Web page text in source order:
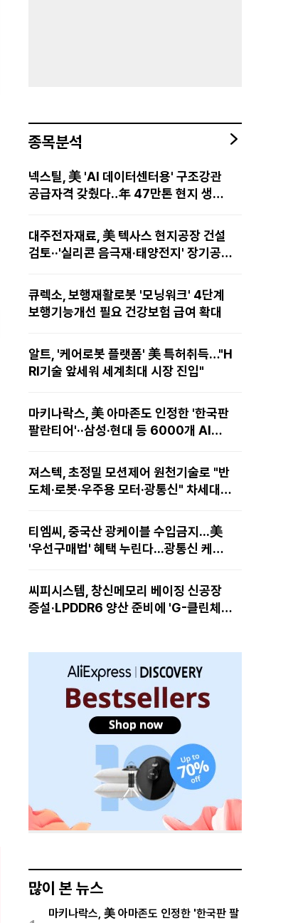
종목분석
넥스틸, 美 'AI 데이터센터용' 구조강관
공급자격 갖췄다‥年 47만톤 현지 생산
대주전자재료, 美 텍사스 현지공장 건설
검토··'실리콘 음극재·태양전지' 장기공급
큐렉소, 보행재활로봇 '모닝워크' 4단계
보행기능개선 필요 건강보험 급여 확대
알트, '케어로봇 플랫폼' 美 특허취득…"H
RI기술 앞세워 세계최대 시장 진입"
마키나락스, 美 아마존도 인정한 '한국판
팔란티어'··삼성·현대 등 6000개 AI모
져스텍, 초정밀 모션제어 원천기술로 "반
도체·로봇·우주용 모터·광통신" 차세대
티엠씨, 중국산 광케이블 수입금지...美
'우선구매법' 혜택 누린다...광통신 케이
씨피시스템, 창신메모리 베이징 신공장
증설·LPDDR6 양산 준비에 'G-클린체
많이 본 뉴스
마키나락스, 美 아마존도 인정한 '한국판 팔